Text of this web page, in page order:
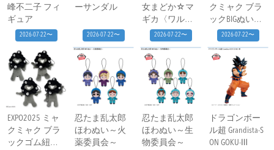
峰不二子 フィ
ギュア
2026-07-22〜
ーサンダル
2026-07-22〜
女まどか☆マ
ギカ〈ワルプ
ルギスの廻
天〉 ドーム型
ぬいぐるみ～
キュゥべえ～
2026-07-22〜
クミャク ブラ
ックBIGぬいぐ
るみ2026-07-22〜
EXPO2025 ミャ
クミャク ブラ
ックゴム紐付
忍たま乱太郎
ほわぬい～火
薬委員会～
忍たま乱太郎
ほわぬい～生
物委員会～
ドラゴンボー
ル超 Grandista-S
ON GOKU-Ⅲ